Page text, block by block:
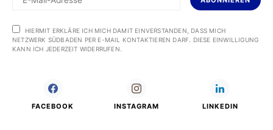
HIERMIT ERKLÄRE ICH MICH DAMIT EINVERSTANDEN, DASS MICH
NETZWERK SÜDBADEN PER E-MAIL KONTAKTIEREN DARF. DIESE EINWILLIGUNG
KANN ICH JEDERZEIT WIDERRUFEN.
FACEBOOK INSTAGRAM LINKEDIN